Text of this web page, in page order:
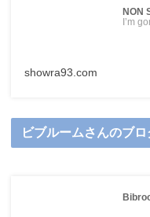
NON
I’m
showra93.com
ビブルームさんのブロ